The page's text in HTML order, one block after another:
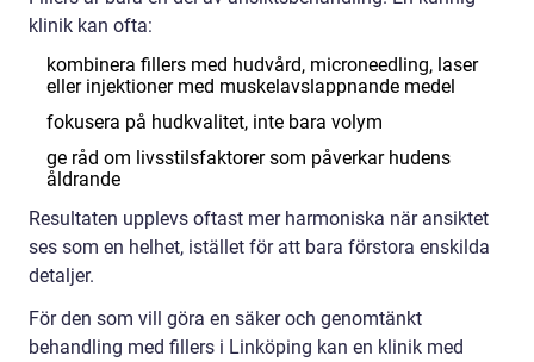
klinik kan ofta:
kombinera fillers med hudvård, microneedling, laser
eller injektioner med muskelavslappnande medel
fokusera på hudkvalitet, inte bara volym
ge råd om livsstilsfaktorer som påverkar hudens
åldrande
Resultaten upplevs oftast mer harmoniska när ansiktet
ses som en helhet, istället för att bara förstora enskilda
detaljer.
För den som vill göra en säker och genomtänkt
behandling med fillers i Linköping kan en klinik med